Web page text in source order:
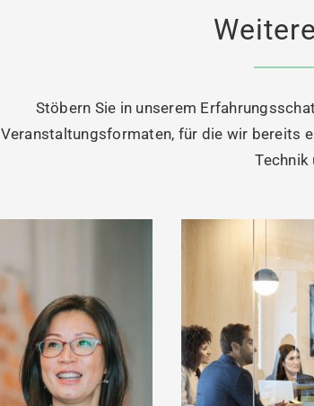
Stöbern Sie in unserem
Veranstaltungsformaten, für die wir bereits
Technik